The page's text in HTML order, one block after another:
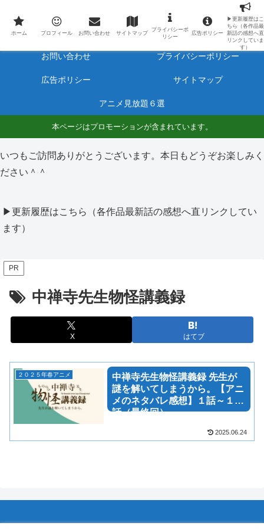
最新アニメのあらすじと感想をネタバレ有りで毎日更新しています。
ホーム プロフィール
お問い合わせ プライバシーポリシー
広告ポリシー サイトマップ
アニメ見放題６選
本ページはプロモーションが含まれています。
いつもご訪問ありがとうございます。本日もどうぞお楽しみく
ださい＾＾
▶更新履歴はこちら（各作品最新話の感想へ直リンクしてい
ます）
PR
中禅寺先生物怪講義録
X はてブ
２０２５年春アニメ
中禅寺先生物怪講義録 先生が
謎を解いてしまうから。【アニ
メのネタバレ感想】１話～１２
話（最終回）
2025.06.24
ホーム プロフィール お問い合わせ サイトマップ
プライバシーポ
リシー
広告ポリシー
▶更新履歴はこ
ちら（各作品最
新話の感想へ直
リンクしていま
す）